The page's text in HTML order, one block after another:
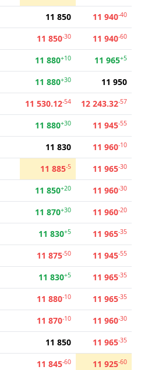
11 850 11 940-40
11 850-30 11 940-60
11 880+10 11 965+5
11 880+30
11 950
11 530.12-54 12 243.32-57
11 880+30 11 945-55
11 830 11 960-10
11 885-5 11 965-30
11 850+20 11 960-30
11 870+30 11 960-20
11 830+5 11 965-35
11 875-50 11 945-55
11 830+5 11 965-35
11 880-10 11 965-35
11 870-10 11 960-30
11 850 11 965-35
11 845-60 11 925-60